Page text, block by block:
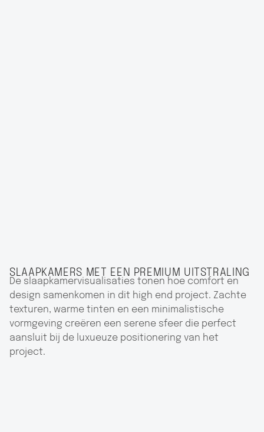
SLAAPKAMERS MET EEN PREMIUM UITSTRALING
De slaapkamervisualisaties tonen hoe comfort en
design samenkomen in dit high end project. Zachte
texturen, warme tinten en een minimalistische
vormgeving creëren een serene sfeer die perfect
aansluit bij de luxueuze positionering van het
project.